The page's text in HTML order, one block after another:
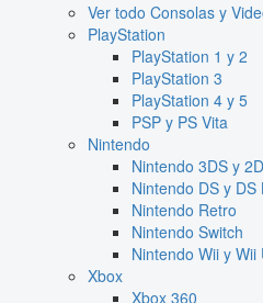
Ver todo Consolas y
PlayStation
PlayStation 1 y 2
PlayStation 3
PlayStation 4 y 5
PSP y PS Vita
Nintendo
Nintendo 3DS y
Nintendo DS y DS
Nintendo Retro
Nintendo Switch
Nintendo Wii y Wii
Xbox
Xbox 360